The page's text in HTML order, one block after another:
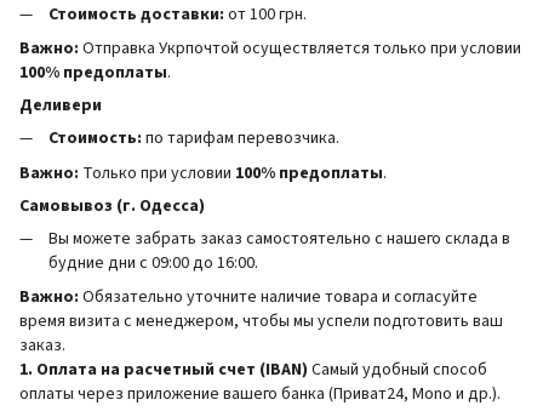
Стоимость доставки: от 100 грн.
Важно: Отправка Укрпочтой осуществляется только при условии
100% предоплаты.
Деливери
Стоимость: по тарифам перевозчика.
Важно: Только при условии 100% предоплаты.
Самовывоз (г. Одесса)
Вы можете забрать заказ самостоятельно с нашего склада в
будние дни с 09:00 до 16:00.
Важно: Обязательно уточните наличие товара и согласуйте
время визита с менеджером, чтобы мы успели подготовить ваш
заказ.
1. Оплата на расчетный счет (IBAN) Самый удобный способ
оплаты через приложение вашего банка (Приват24, Mono и др.).